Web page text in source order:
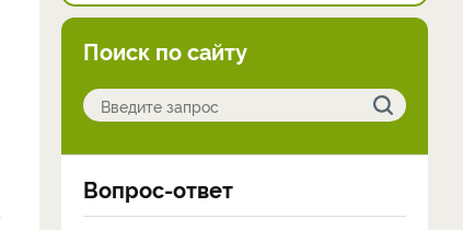
Поиск по сайту
Вопрос-ответ